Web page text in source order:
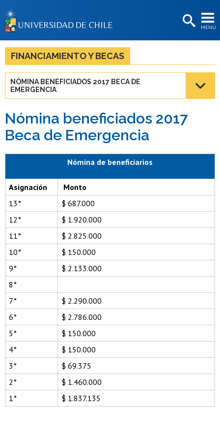
MENÚ
BIBLIOTECAS
LA UNIVERSIDAD
Académicas/os
Funcionarias/os
FINANCIAMIENTO Y BECAS
NÓMINA BENEFICIADOS 2017 BECA DE
EMERGENCIA
Nómina beneficiados 2017
Beca de Emergencia
Nómina de beneficiarios
Asignación
Monto
13°
$ 687.000
12°
$ 1.920.000
11°
$ 2.825.000
10°
$ 150.000
9°
$ 2.133.000
8°
7°
$ 2.290.000
6°
$ 2.786.000
5°
$ 150.000
4°
$ 150.000
3°
$ 69.375
2°
$ 1.460.000
1°
$ 1.837.135